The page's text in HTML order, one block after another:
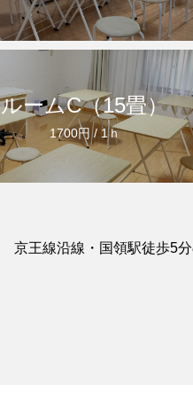
ルームC（15畳）
1700円 / 1ｈ
京王線沿線・国領駅徒歩5